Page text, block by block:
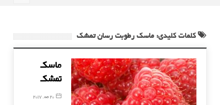
کلمات کلیدی: ماسک رطوبت رسان تمشک
ماسک
تمشک
20 مه, 2017